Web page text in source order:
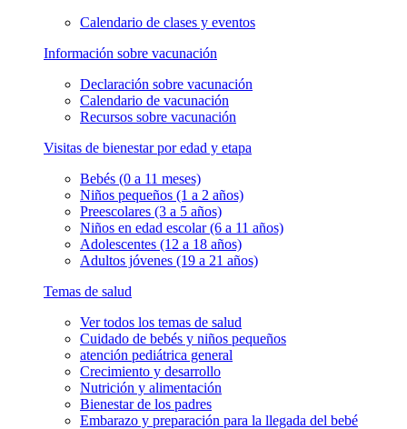
Calendario de clases y eventos
Información sobre vacunación
Declaración sobre vacunación
Calendario de vacunación
Recursos sobre vacunación
Visitas de bienestar por edad y etapa
Bebés (0 a 11 meses)
Niños pequeños (1 a 2 años)
Preescolares (3 a 5 años)
Niños en edad escolar (6 a 11 años)
Adolescentes (12 a 18 años)
Adultos jóvenes (19 a 21 años)
Temas de salud
Ver todos los temas de salud
Cuidado de bebés y niños pequeños
atención pediátrica general
Crecimiento y desarrollo
Nutrición y alimentación
Bienestar de los padres
Embarazo y preparación para la llegada del bebé